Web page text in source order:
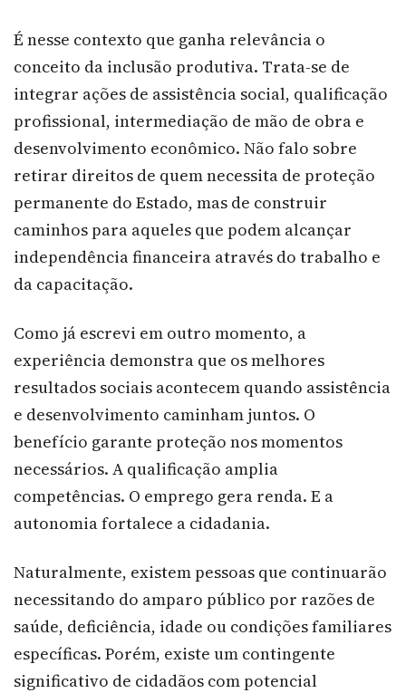
É nesse contexto que ganha relevância o
conceito da inclusão produtiva. Trata-se de
integrar ações de assistência social, qualificação
profissional, intermediação de mão de obra e
desenvolvimento econômico. Não falo sobre
retirar direitos de quem necessita de proteção
permanente do Estado, mas de construir
caminhos para aqueles que podem alcançar
independência financeira através do trabalho e
da capacitação.
Como já escrevi em outro momento, a
experiência demonstra que os melhores
resultados sociais acontecem quando assistência
e desenvolvimento caminham juntos. O
benefício garante proteção nos momentos
necessários. A qualificação amplia
competências. O emprego gera renda. E a
autonomia fortalece a cidadania.
Naturalmente, existem pessoas que continuarão
necessitando do amparo público por razões de
saúde, deficiência, idade ou condições familiares
específicas. Porém, existe um contingente
significativo de cidadãos com potencial